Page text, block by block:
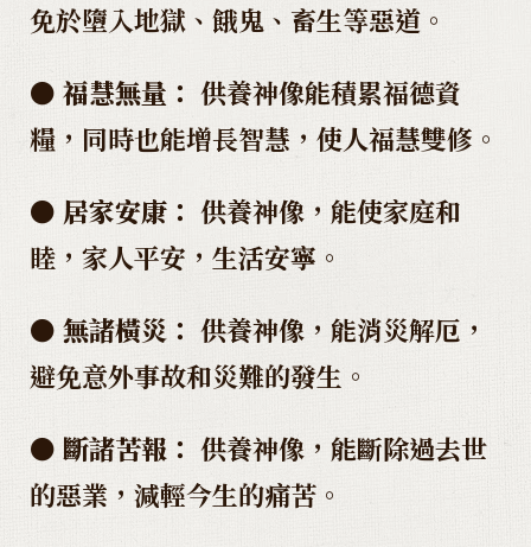
免於墮入地獄、餓鬼、畜生等惡道。
● 福慧無量： 供養神像能積累福德資
糧，同時也能增長智慧，使人福慧雙修。
● 居家安康： 供養神像，能使家庭和
睦，家人平安，生活安寧。
● 無諸橫災： 供養神像，能消災解厄，
避免意外事故和災難的發生。
● 斷諸苦報： 供養神像，能斷除過去世
的惡業，減輕今生的痛苦。